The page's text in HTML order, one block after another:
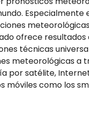
Especialmente
ofrece
técnicas
meteorológicas a
por satélite,
móviles como los